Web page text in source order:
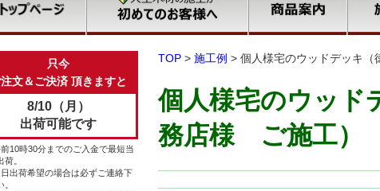
TOP > 施工例 > 個人様宅のウッドデッキ
個人様宅のウッ
務店様 ご施工）
只今
文＆ご決済 頂きますと
8/10（月）
出荷可能です
10時30分までのご入金で最短当
荷。
出荷希望の場合は必ずご連絡下
。